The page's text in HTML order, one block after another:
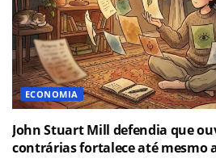
ECONOMIA
John Stuart Mill defendia que
contrárias fortalece até mesmo